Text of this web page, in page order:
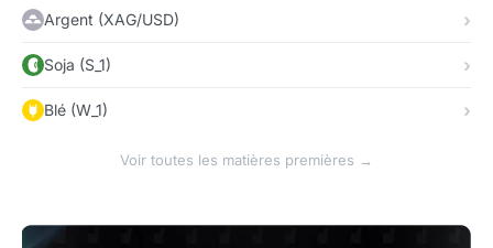
Argent (XAG/USD)
Soja (S_1)
Blé (W_1)
Voir toutes les matières premières →